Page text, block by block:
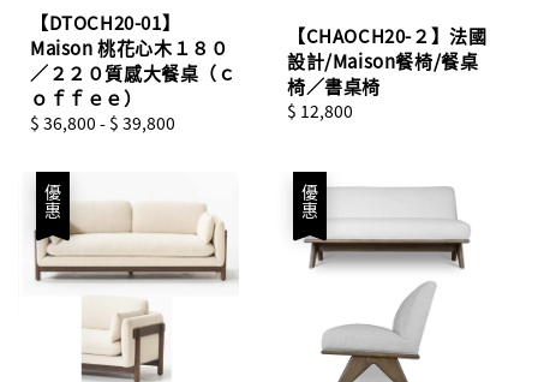
【DTOCH20-01】
Maison 桃花心木１８０
／２２０質感大餐桌（ｃ
ｏｆｆｅｅ）
Regular
$ 36,800 - $ 39,800
【CHAOCH20-２】法國
設計/Maison餐椅/餐桌
椅／書桌椅
Regular
$ 12,800
優惠 優惠